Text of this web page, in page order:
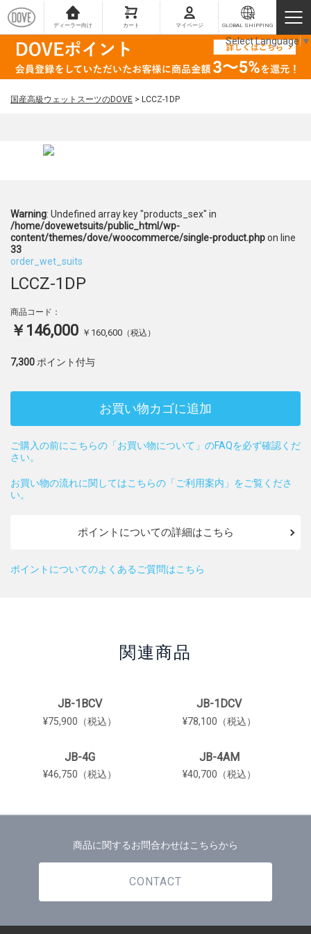
ディーラー向け カート マイページ GLOBAL SHIPPING
国産高級ウェットスーツのDOVE > LCCZ-1DP
Warning: Undefined array key "products_sex" in
/home/dovewetsuits/public_html/wp-
content/themes/dove/woocommerce/single-product.phpon line
33
order_wet_suits
LCCZ-1DP
商品コード：
￥146,000 ￥160,600 （税込）
7,300 ポイント付与
お買い物カゴに追加
ご購入の前にこちらの「お買い物について」のFAQを必ず確認くだ
さい。
お買い物の流れに関してはこちらの「ご利用案内」をご覧くださ
い。
ポイントについての詳細はこちら
ポイントについてのよくあるご質問はこちら
関連商品
JB-1BCV
¥75,900（税込）
JB-1DCV
¥78,100（税込）
JB-4G
¥46,750（税込）
JB-4AM
¥40,700（税込）
商品に関するお問合わせはこちらから
CONTACT
Select Language ▼